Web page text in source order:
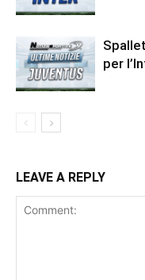
per
LEAVE A REPLY